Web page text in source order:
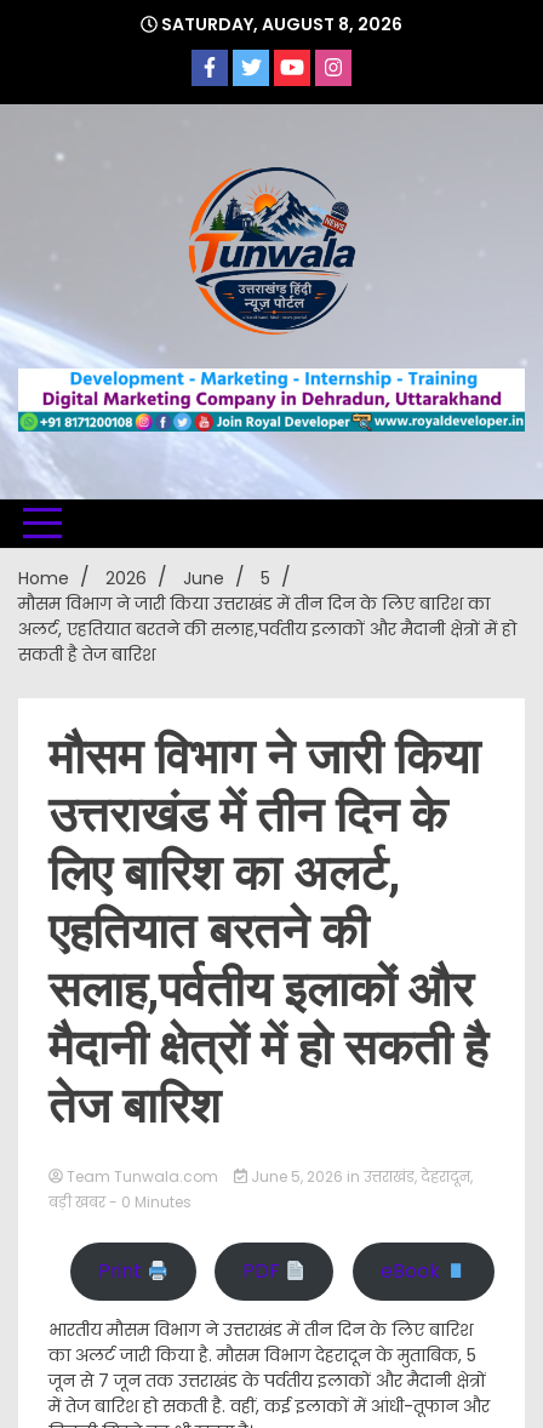
SATURDAY, AUGUST 8, 2026
Uttarakhand Hindi News Portal
Home 2026 June
5
मौसम विभाग ने जारी किया उत्तराखंड में तीन दिन के लिए बारिश का
अलर्ट, एहतियात बरतने की सलाह,पर्वतीय इलाकों और मैदानी क्षेत्रों में हो
सकती है तेज बारिश
मौसम विभाग ने जारी किया
उत्तराखंड में तीन दिन के
लिए बारिश का अलर्ट,
एहतियात बरतने की
सलाह,पर्वतीय इलाकों और
मैदानी क्षेत्रों में हो सकती है
तेज बारिश
Team Tunwala.com June 5, 2026 in उत्तराखंड,देहरादून,
बड़ी खबर - 0 Minutes
Print PDF eBook
भारतीय मौसम विभाग ने उत्तराखंड में तीन दिन के लिए बारिश
का अलर्ट जारी किया है. मौसम विभाग देहरादून के मुताबिक, 5
जून से 7 जून तक उत्तराखंड के पर्वतीय इलाकों और मैदानी क्षेत्रों
में तेज बारिश हो सकती है. वहीं, कई इलाकों में आंधी-तूफान और